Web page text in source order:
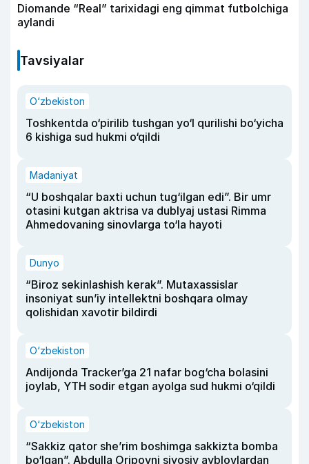
Diomande “Real” tarixidagi eng qimmat futbolchiga
aylandi
Tavsiyalar
O‘zbekiston
Toshkentda o‘pirilib tushgan yo‘l qurilishi bo‘yicha
6 kishiga sud hukmi o‘qildi
Madaniyat
“U boshqalar baxti uchun tug‘ilgan edi”. Bir umr
otasini kutgan aktrisa va dublyaj ustasi Rimma
Ahmedovaning sinovlarga to‘la hayoti
Dunyo
“Biroz sekinlashish kerak”. Mutaxassislar
insoniyat sun’iy intellektni boshqara olmay
qolishidan xavotir bildirdi
O‘zbekiston
Andijonda Tracker’ga 21 nafar bog‘cha bolasini
joylab, YTH sodir etgan ayolga sud hukmi o‘qildi
O‘zbekiston
“Sakkiz qator she’rim boshimga sakkizta bomba
bo‘lgan”. Abdulla Oripovni siyosiy ayblovlardan